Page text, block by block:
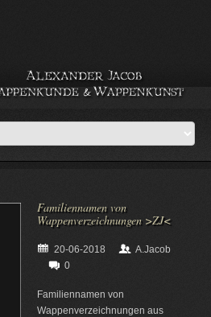
Familiennamen von
Wappenverzeichnungen >ZJ<
20-06-2018
A.Jacob
0
Familiennamen von
Wappenverzeichnungen aus